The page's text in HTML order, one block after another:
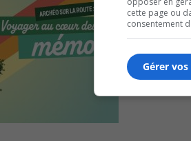
cette page ou
consentement
Gérer